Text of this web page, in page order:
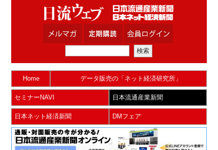
Home データ販売の「ネット経済研究所」
セミナーNAVI 日本流通産業新聞
日本ネット経済新聞 DMフェア